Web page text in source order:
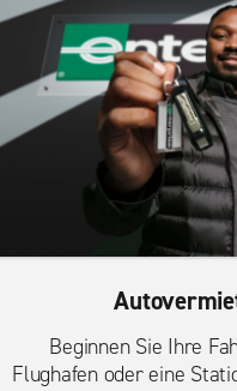
Beginnen Sie Ihre
Flughafen oder eine